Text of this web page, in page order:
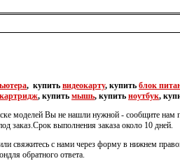
, купить видеокарту, купить блок
картридж, купить мышь, купить ноутбук,
моделей Вы не нашли нужной - сообщите
заказ.Срок выполнения заказа около 10 дней.
свяжитесь с нами через форму в нижнем
обратного ответа.